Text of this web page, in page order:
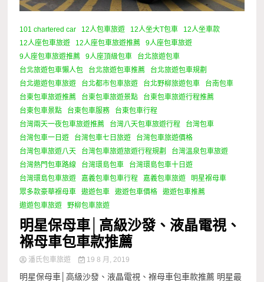
101 chartered car 12人包車旅遊 12人坐大T包車
12人坐車款
12人座包車旅遊
12人座包車旅遊推薦
9人座包車旅遊
9人座包車旅遊推薦
9人座頂級包車
台北旅遊包車
台北旅遊包車懶人包
台北旅遊包車推薦
台北旅遊包車規劃
台北遨遊包車旅遊
台北都市包車旅遊 台北野柳旅遊包車
台南包車
台東包車旅遊推薦
台東包車旅遊景點
台東包車旅遊行程推薦
台東包車景點
台東包車服務
台東包車行程
台灣兩天一夜包車旅遊推薦
台灣八天包車旅遊行程
台灣包車
台灣包車一日遊
台灣包車七日旅遊
台灣包車旅遊價格
台灣包車旅遊八天
台灣包車旅遊旅遊行程規劃
台灣溫泉包車旅遊
台灣熱門包車路線
台灣環島包車
台灣環島包車十日遊
台灣環島包車旅遊
嘉義包車包車行程 嘉義包車旅遊
明星褓母車
眾多款豪華褓母車
遨遊包車 遨遊包車價格
遨遊包車推薦
遨遊包車旅遊
野柳包車旅遊
明星保母車│高級沙發、液晶電視、
褓母車包車款推薦
潘氏包車旅遊 19 8 月, 2019
明星保母車│高級沙發、液晶電視、褓母車包車款推薦 明星最